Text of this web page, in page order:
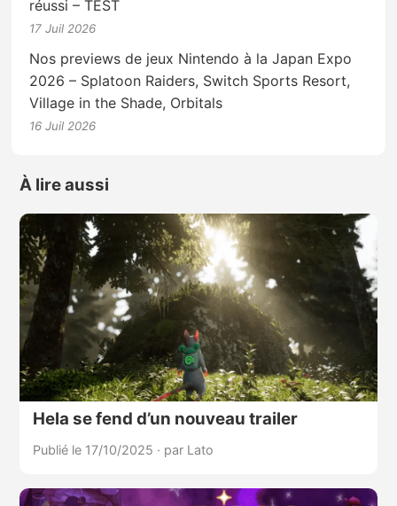
réussi – TEST
17 Juil 2026
Nos previews de jeux Nintendo à la Japan Expo
2026 – Splatoon Raiders, Switch Sports Resort,
Village in the Shade, Orbitals
16 Juil 2026
À lire aussi
Hela se fend d’un nouveau trailer
Publié le 17/10/2025 · par Lato